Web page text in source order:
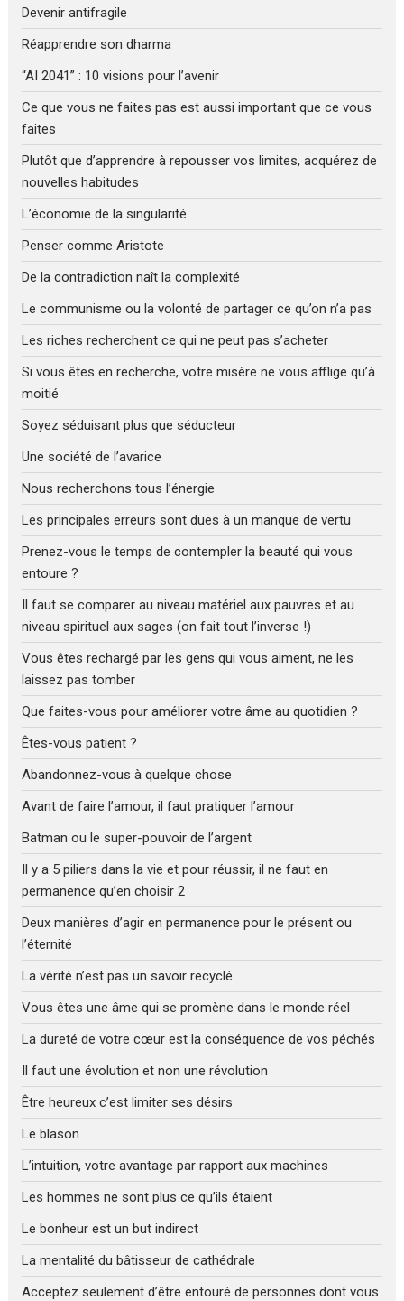
Devenir antifragile
Réapprendre son dharma
“AI 2041” : 10 visions pour l’avenir
Ce que vous ne faites pas est aussi important que ce vous
faites
Plutôt que d’apprendre à repousser vos limites, acquérez de
nouvelles habitudes
L’économie de la singularité
Penser comme Aristote
De la contradiction naît la complexité
Le communisme ou la volonté de partager ce qu’on n’a pas
Les riches recherchent ce qui ne peut pas s’acheter
Si vous êtes en recherche, votre misère ne vous afflige qu’à
moitié
Soyez séduisant plus que séducteur
Une société de l’avarice
Nous recherchons tous l’énergie
Les principales erreurs sont dues à un manque de vertu
Prenez-vous le temps de contempler la beauté qui vous
entoure ?
Il faut se comparer au niveau matériel aux pauvres et au
niveau spirituel aux sages (on fait tout l’inverse !)
Vous êtes rechargé par les gens qui vous aiment, ne les
laissez pas tomber
Que faites-vous pour améliorer votre âme au quotidien ?
Êtes-vous patient ?
Abandonnez-vous à quelque chose
Avant de faire l’amour, il faut pratiquer l’amour
Batman ou le super-pouvoir de l’argent
Il y a 5 piliers dans la vie et pour réussir, il ne faut en
permanence qu’en choisir 2
Deux manières d’agir en permanence pour le présent ou
l’éternité
La vérité n’est pas un savoir recyclé
Vous êtes une âme qui se promène dans le monde réel
La dureté de votre cœur est la conséquence de vos péchés
Il faut une évolution et non une révolution
Être heureux c’est limiter ses désirs
Le blason
L’intuition, votre avantage par rapport aux machines
Les hommes ne sont plus ce qu’ils étaient
Le bonheur est un but indirect
La mentalité du bâtisseur de cathédrale
Acceptez seulement d’être entouré de personnes dont vous